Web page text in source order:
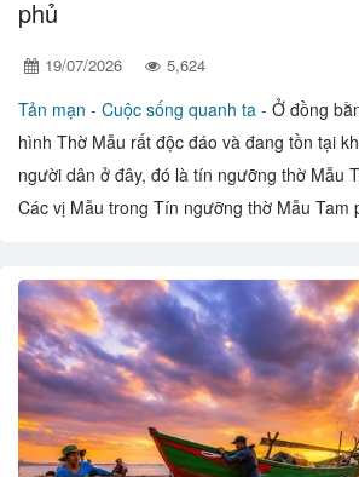
phủ
19/07/2026 5,624
Tản mạn - Cuộc sống quanh ta - Ở đồng
hình Thờ Mẫu rất độc đáo và đang tồn tại
người dân ở đây, đó là tín ngưỡng thờ Mẫu
Các vị Mẫu trong Tín ngưỡng thờ Mẫu Tam